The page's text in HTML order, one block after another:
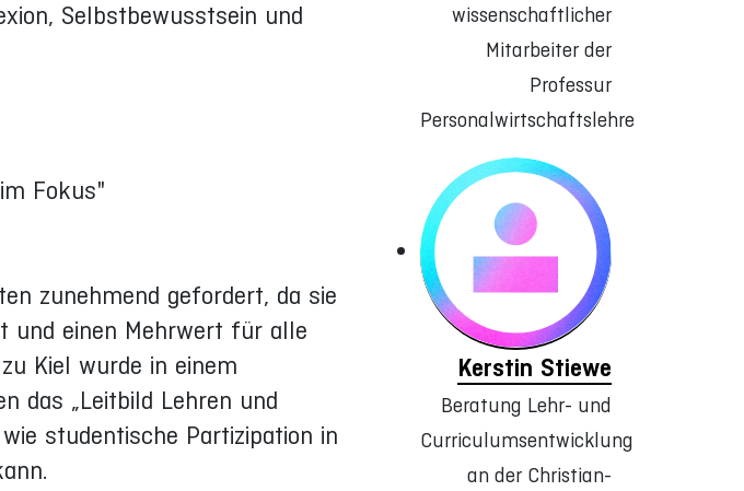
Selbstbewusstsein und
Fokus"
zunehmend gefordert, da sie
und einen Mehrwert für alle
Kiel wurde in einem
das „Leitbild Lehren und
studentische Partizipation in
wissenschaftlicher
Mitarbeiter der
Professur
Personalwirtschaftslehre
Kerstin Stiewe
Beratung Lehr- und
Curriculumsentwicklung
an der Christian-